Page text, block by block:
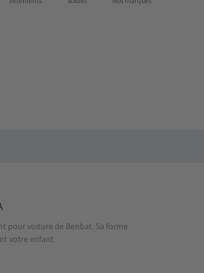
pour voiture de Benbat. Sa forme
votre enfant.